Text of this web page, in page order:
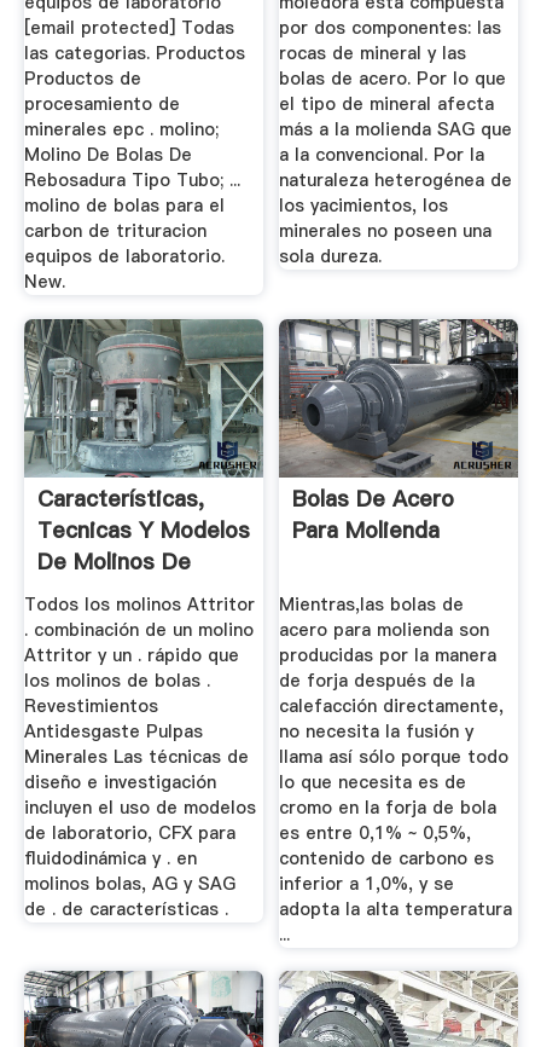
[email protected] Todas
las categorias. Productos
Productos de
procesamiento de
minerales epc . molino;
Molino De Bolas De
Rebosadura Tipo Tubo; ...
molino de bolas para el
carbon de trituracion
equipos de laboratorio.
New.
por dos componentes: las
rocas de mineral y las
bolas de acero. Por lo que
el tipo de mineral afecta
más a la molienda SAG que
a la convencional. Por la
naturaleza heterogénea de
los yacimientos, los
minerales no poseen una
sola dureza.
Características,
Tecnicas Y Modelos
De Molinos De
Bolas ...
Todos los molinos Attritor
. combinación de un molino
Attritor y un . rápido que
los molinos de bolas .
Revestimientos
Antidesgaste Pulpas
Minerales Las técnicas de
diseño e investigación
incluyen el uso de modelos
de laboratorio, CFX para
fluidodinámica y . en
molinos bolas, AG y SAG
de . de características .
Bolas De Acero
Para Molienda
Mientras,las bolas de
acero para molienda son
producidas por la manera
de forja después de la
calefacción directamente,
no necesita la fusión y
llama así sólo porque todo
lo que necesita es de
cromo en la forja de bola
es entre 0,1% ~ 0,5%,
contenido de carbono es
inferior a 1,0%, y se
adopta la alta temperatura
...